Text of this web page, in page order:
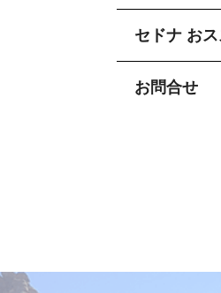
セドナ お
お問合せ